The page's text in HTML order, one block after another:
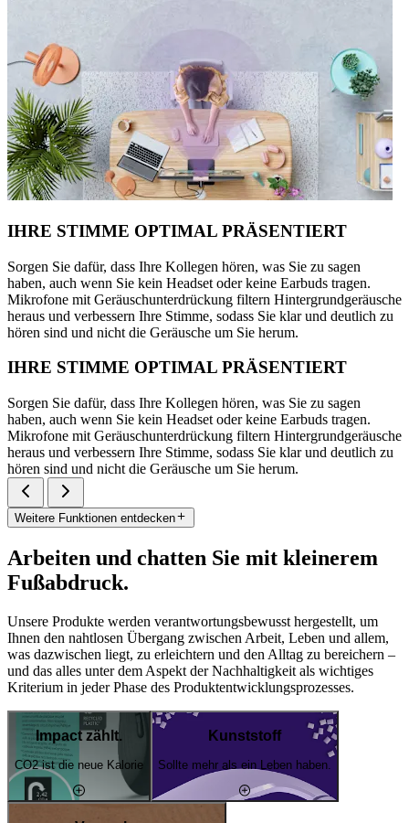
IHRE STIMME OPTIMAL PRÄSENTIERT
Sorgen Sie dafür, dass Ihre Kollegen hören, was Sie zu sagen
haben, auch wenn Sie kein Headset oder keine Earbuds tragen.
Mikrofone mit Geräuschunterdrückung filtern Hintergrundgeräusche
heraus und verbessern Ihre Stimme, sodass Sie klar und deutlich zu
hören sind und nicht die Geräusche um Sie herum.
IHRE STIMME OPTIMAL PRÄSENTIERT
Sorgen Sie dafür, dass Ihre Kollegen hören, was Sie zu sagen
haben, auch wenn Sie kein Headset oder keine Earbuds tragen.
Mikrofone mit Geräuschunterdrückung filtern Hintergrundgeräusche
heraus und verbessern Ihre Stimme, sodass Sie klar und deutlich zu
hören sind und nicht die Geräusche um Sie herum.
Weitere Funktionen entdecken
Arbeiten und chatten Sie mit kleinerem
Fußabdruck.
Unsere Produkte werden verantwortungsbewusst hergestellt, um
Ihnen den nahtlosen Übergang zwischen Arbeit, Leben und allem,
was dazwischen liegt, zu erleichtern und den Alltag zu bereichern –
und das alles unter dem Aspekt der Nachhaltigkeit als wichtiges
Kriterium in jeder Phase des Produktentwicklungsprozesses.
Impact zählt.
CO2 ist die neue Kalorie
Kunststoff
Sollte mehr als ein Leben haben.